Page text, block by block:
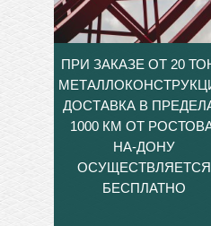
ПРИ ЗАКАЗЕ ОТ 20
ДОСТАВКА В
1000 КМ ОТ
НА-ДОНУ
ОСУЩЕСТВЛЯЕТСЯ
БЕСПЛАТНО